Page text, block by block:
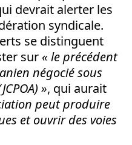
devrait alerter les
syndicale.
se distinguent
sur « le précédent
négocié sous
», qui aurait
peut produire
et ouvrir des voies